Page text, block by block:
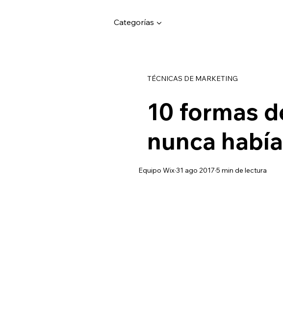
Categorías ▼
TÉCNICAS DE MARKETING
10 formas
nunca
Equipo Wix31 ago 2017 5 min de lectura